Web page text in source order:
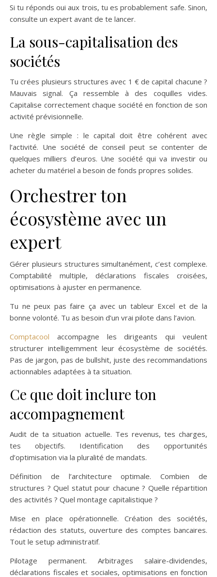
Si tu réponds oui aux trois, tu es probablement safe. Sinon,
consulte un expert avant de te lancer.
La sous-capitalisation des
sociétés
Tu crées plusieurs structures avec 1 € de capital chacune ?
Mauvais signal. Ça ressemble à des coquilles vides.
Capitalise correctement chaque société en fonction de son
activité prévisionnelle.
Une règle simple : le capital doit être cohérent avec
l’activité. Une société de conseil peut se contenter de
quelques milliers d’euros. Une société qui va investir ou
acheter du matériel a besoin de fonds propres solides.
Orchestrer ton
écosystème avec un
expert
Gérer plusieurs structures simultanément, c’est complexe.
Comptabilité multiple, déclarations fiscales croisées,
optimisations à ajuster en permanence.
Tu ne peux pas faire ça avec un tableur Excel et de la
bonne volonté. Tu as besoin d’un vrai pilote dans l’avion.
Comptacool accompagne les dirigeants qui veulent
structurer intelligemment leur écosystème de sociétés.
Pas de jargon, pas de bullshit, juste des recommandations
actionnables adaptées à ta situation.
Ce que doit inclure ton
accompagnement
Audit de ta situation actuelle. Tes revenus, tes charges,
tes objectifs. Identification des opportunités
d’optimisation via la pluralité de mandats.
Définition de l’architecture optimale. Combien de
structures ? Quel statut pour chacune ? Quelle répartition
des activités ? Quel montage capitalistique ?
Mise en place opérationnelle. Création des sociétés,
rédaction des statuts, ouverture des comptes bancaires.
Tout le setup administratif.
Pilotage permanent. Arbitrages salaire-dividendes,
déclarations fiscales et sociales, optimisations en fonction